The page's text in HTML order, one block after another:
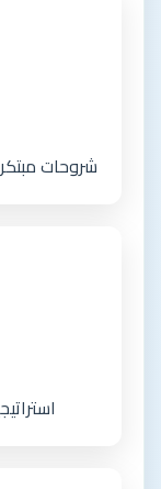
شروحات